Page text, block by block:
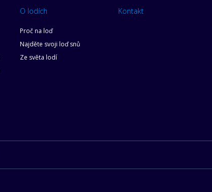
O lodích
Proč na loď
Najděte svoji loď snů
Ze světa lodí
Kontakt